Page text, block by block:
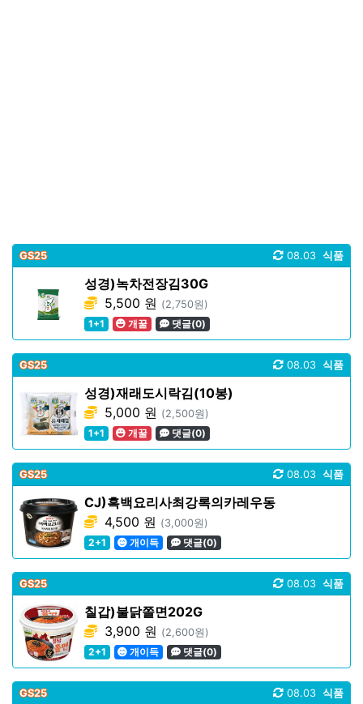
GS25 식품
08.03
성경)녹차전장김30G
5,500 원 (2,750원)
1+1
개꿀 댓글(0)
GS25 식품
08.03
성경)재래도시락김(10봉)
5,000 원 (2,500원)
1+1
개꿀 댓글(0)
GS25 식품
08.03
CJ)흑백요리사최강록의카레우동
4,500 원 (3,000원)
2+1
개이득 댓글(0)
GS25 식품
08.03
칠갑)불닭쫄면202G
3,900 원 (2,600원)
2+1
개이득 댓글(0)
GS25 식품
08.03